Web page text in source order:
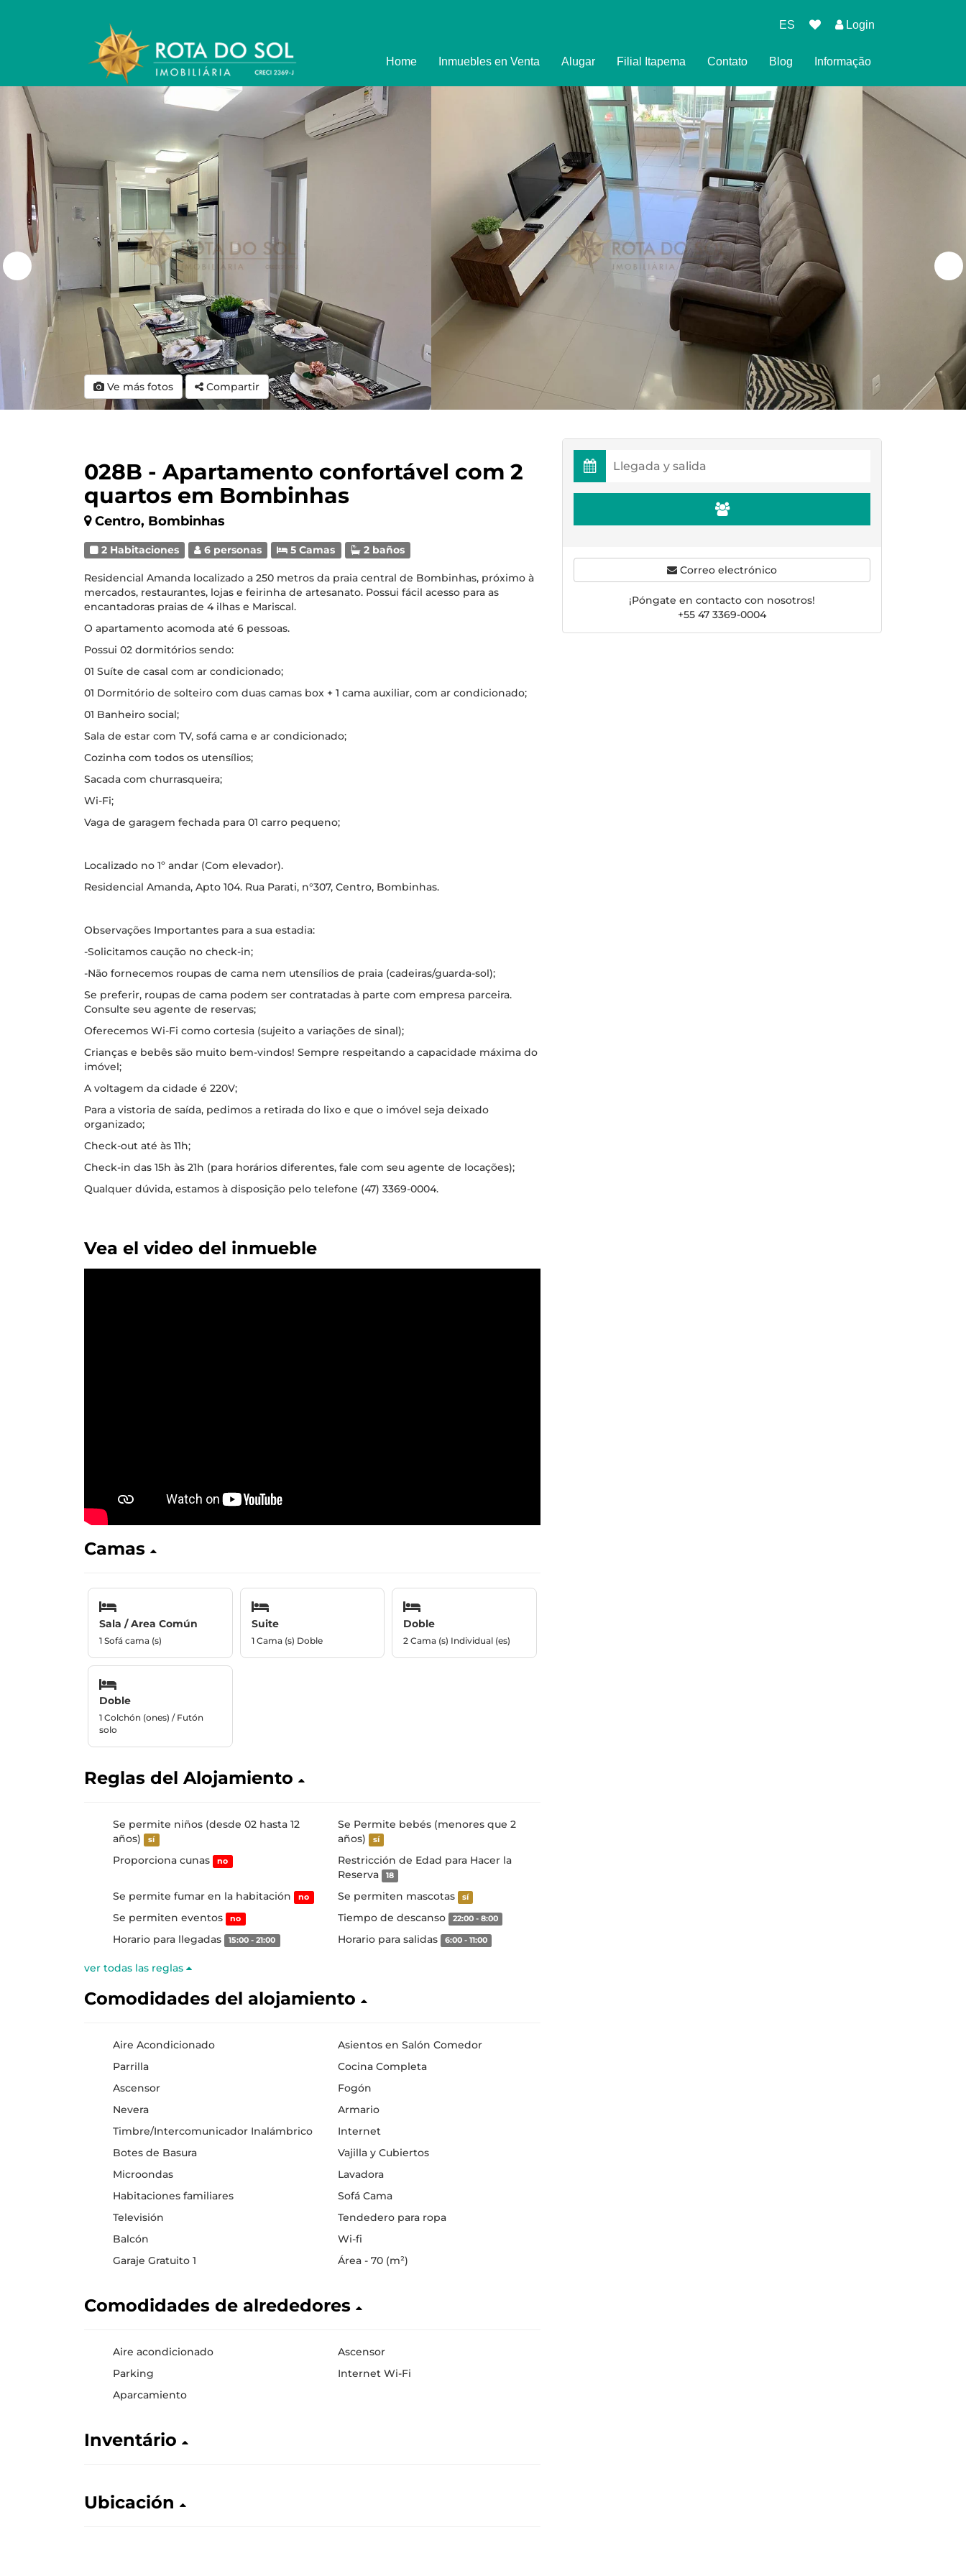
ES Login
Home Inmuebles en Venta Alugar
Imóveis
Formulário de Reserva
Promoções
Política de Privacidade
Termo e Condições para Reservar
Filial Itapema Contato Blog Informação
Ve más fotos Compartir
028B - Apartamento confortável com 2
quartos em Bombinhas
Centro, Bombinhas
2 Habitaciones 6 personas 5 Camas 2 baños
Residencial Amanda localizado a 250 metros da praia central de Bombinhas, próximo à
mercados, restaurantes, lojas e feirinha de artesanato. Possui fácil acesso para as
encantadoras praias de 4 ilhas e Mariscal.
O apartamento acomoda até 6 pessoas.
Possui 02 dormitórios sendo:
01 Suíte de casal com ar condicionado;
01 Dormitório de solteiro com duas camas box + 1 cama auxiliar, com ar condicionado;
01 Banheiro social;
Sala de estar com TV, sofá cama e ar condicionado;
Cozinha com todos os utensílios;
Sacada com churrasqueira;
Wi-Fi;
Vaga de garagem fechada para 01 carro pequeno;
Localizado no 1º andar (Com elevador).
Residencial Amanda, Apto 104. Rua Parati, n°307, Centro, Bombinhas.
Observações Importantes para a sua estadia:
-Solicitamos caução no check-in;
-Não fornecemos roupas de cama nem utensílios de praia (cadeiras/guarda-sol);
Se preferir, roupas de cama podem ser contratadas à parte com empresa parceira.
Consulte seu agente de reservas;
Oferecemos Wi-Fi como cortesia (sujeito a variações de sinal);
Crianças e bebês são muito bem-vindos! Sempre respeitando a capacidade máxima do
imóvel;
A voltagem da cidade é 220V;
Para a vistoria de saída, pedimos a retirada do lixo e que o imóvel seja deixado
organizado;
Check-out até às 11h;
Check-in das 15h às 21h (para horários diferentes, fale com seu agente de locações);
Qualquer dúvida, estamos à disposição pelo telefone (47) 3369-0004.
Vea el video del inmueble
Camas
Sala / Area Común
1 Sofá cama (s)
Suite
1 Cama (s) Doble
Doble
2 Cama (s) Individual (es)
Doble
1 Colchón (ones) / Futón
solo
Reglas del Alojamiento
Se permite niños (desde 02 hasta 12
años)
sí
Se Permite bebés (menores que 2
años)
sí
Proporciona cunas no
Restricción de Edad para Hacer la
Reserva
18
Se permite fumar en la habitación no Se permiten mascotas sí
Se permiten eventos no Tiempo de descanso 22:00 - 8:00
Horario para llegadas 15:00 - 21:00 Horario para salidas 6:00 - 11:00
ver todas las reglas
Comodidades del alojamiento
Aire Acondicionado
Asientos en Salón Comedor
Parrilla
Cocina Completa
Ascensor
Fogón
Nevera
Armario
Timbre/Intercomunicador Inalámbrico
Internet
Botes de Basura
Vajilla y Cubiertos
Microondas
Lavadora
Habitaciones familiares
Sofá Cama
Televisión
Tendedero para ropa
Balcón
Wi-fi
Garaje Gratuito 1
Área - 70 (m²)
Comodidades de alrededores
Aire acondicionado
Ascensor
Parking
Internet Wi-Fi
Aparcamiento
Inventário
Ubicación
Correo electrónico
¡Póngate en contacto con nosotros!
+55 47 3369-0004